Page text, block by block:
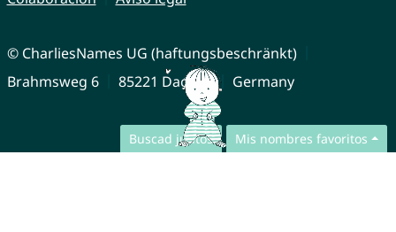
Buscad juntos Mis nombres favoritos
© CharliesNames UG (haftungsbeschränkt)
Brahmsweg 6
85221 Dachau Germany